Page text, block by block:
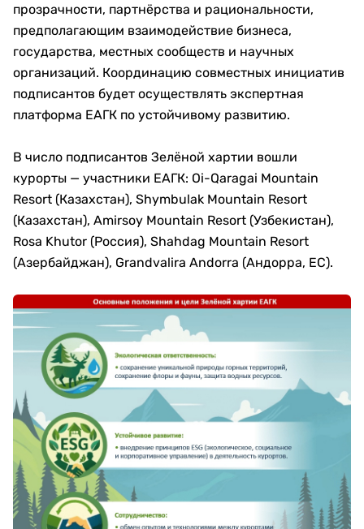
прозрачности, партнёрства и рациональности,
предполагающим взаимодействие бизнеса,
государства, местных сообществ и научных
организаций. Координацию совместных инициатив
подписантов будет осуществлять экспертная
платформа ЕАГК по устойчивому развитию.
В число подписантов Зелёной хартии вошли
курорты — участники ЕАГК: Oi-Qaragai Mountain
Resort (Казахстан), Shymbulak Mountain Resort
(Казахстан), Amirsoy Mountain Resort (Узбекистан),
Rosa Khutor (Россия), Shahdag Mountain Resort
(Азербайджан), Grandvalira Andorra (Андорра, ЕС).